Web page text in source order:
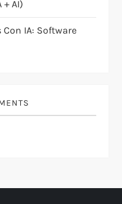
+ AI)
IA: Software